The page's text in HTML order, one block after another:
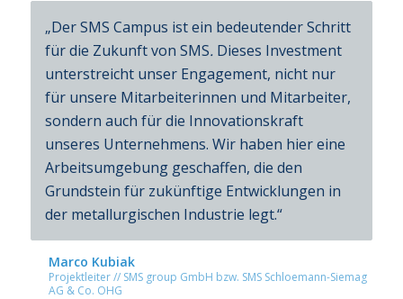
„Der SMS Campus ist ein bedeutender Schritt
für die Zukunft von SMS. Dieses Investment
unterstreicht unser Engagement, nicht nur
für unsere Mitarbeiterinnen und Mitarbeiter,
sondern auch für die Innovationskraft
unseres Unternehmens. Wir haben hier eine
Arbeitsumgebung geschaffen, die den
Grundstein für zukünftige Entwicklungen in
der metallurgischen Industrie legt.“
Marco Kubiak
Projektleiter // SMS group GmbH bzw. SMS Schloemann-Siemag
AG & Co. OHG